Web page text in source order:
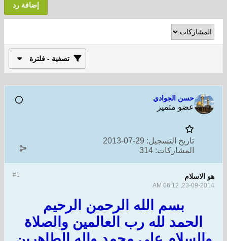
إضافة رد
تصفية - فلترة
حسن الجوادي
عضو متميز
تاريخ التسجيل: 29-07-2013
المشاركات: 314
#1 هو الاسلام
23-09-2014, 06:12 AM
بسم الله الرحمن الرحيم
الحمد لله رب العالمين والصلاة